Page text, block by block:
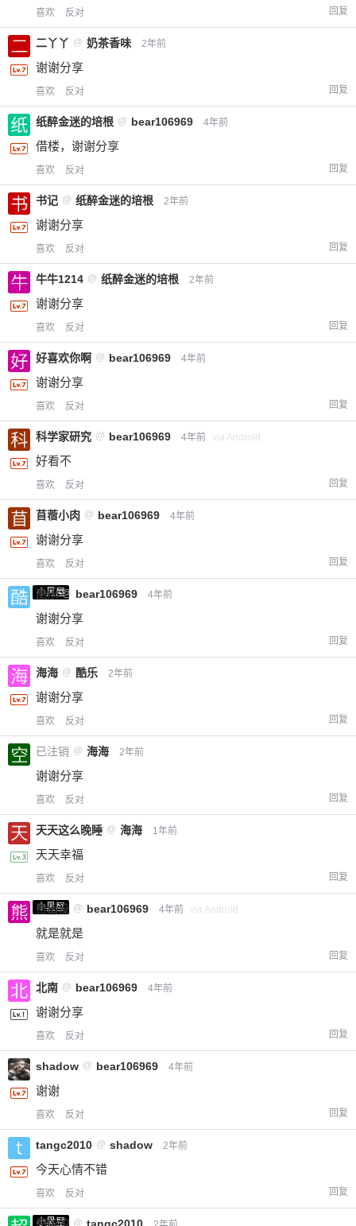
20 元 50
喜欢 反对 回复
二丫丫 @ 奶茶香味 2年前
谢谢分享
喜欢 反对 回复
纸醉金迷的培根 @ bear106969 4年前
借楼，谢谢分享
喜欢 反对 回复
书记 @ 纸醉金迷的培根 2年前
谢谢分享
喜欢 反对 回复
牛牛1214 @ 纸醉金迷的培根 2年前
谢谢分享
喜欢 反对 回复
好喜欢你啊 @ bear106969 4年前
谢谢分享
喜欢 反对 回复
科学家研究 @ bear106969 4年前 via Android
好看不
喜欢 反对 回复
苜蓿小肉 @ bear106969 4年前
谢谢分享
喜欢 反对 回复
小黑屋
酷乐 @ bear106969 4年前
谢谢分享
喜欢 反对 回复
海海 @ 酷乐 2年前
谢谢分享
喜欢 反对 回复
已注销 @ 海海 2年前
谢谢分享
喜欢 反对 回复
天天这么晚睡 @ 海海 1年前
天天幸福
喜欢 反对 回复
小黑屋
熊出没 @ bear106969 4年前 via Android
就是就是
喜欢 反对 回复
北南 @ bear106969 4年前
谢谢分享
喜欢 反对 回复
shadow @ bear106969 4年前
谢谢
喜欢 反对 回复
tangc2010 @ shadow 2年前
今天心情不错
喜欢 反对 回复
小黑屋 @